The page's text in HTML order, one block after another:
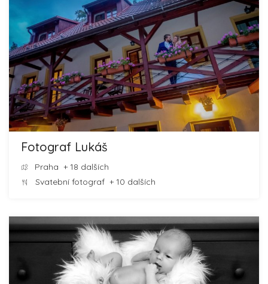
Fotograf Lukáš
Praha + 18 dalších
Svatební fotograf + 10 dalších